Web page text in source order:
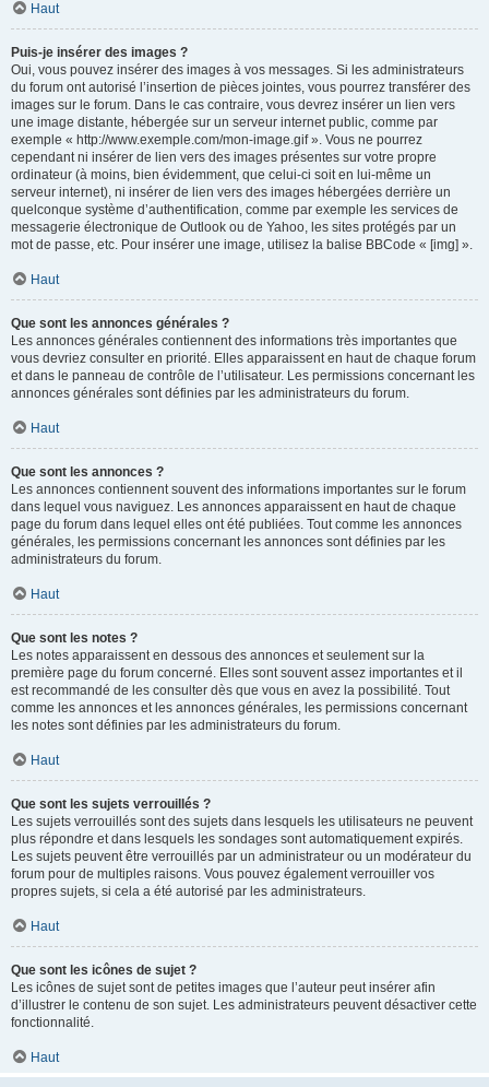
Haut
Puis-je insérer des images ?
Oui, vous pouvez insérer des images à vos messages. Si les administrateurs
du forum ont autorisé l’insertion de pièces jointes, vous pourrez transférer des
images sur le forum. Dans le cas contraire, vous devrez insérer un lien vers
une image distante, hébergée sur un serveur internet public, comme par
exemple « http://www.exemple.com/mon-image.gif ». Vous ne pourrez
cependant ni insérer de lien vers des images présentes sur votre propre
ordinateur (à moins, bien évidemment, que celui-ci soit en lui-même un
serveur internet), ni insérer de lien vers des images hébergées derrière un
quelconque système d’authentification, comme par exemple les services de
messagerie électronique de Outlook ou de Yahoo, les sites protégés par un
mot de passe, etc. Pour insérer une image, utilisez la balise BBCode « [img] ».
Haut
Que sont les annonces générales ?
Les annonces générales contiennent des informations très importantes que
vous devriez consulter en priorité. Elles apparaissent en haut de chaque forum
et dans le panneau de contrôle de l’utilisateur. Les permissions concernant les
annonces générales sont définies par les administrateurs du forum.
Haut
Que sont les annonces ?
Les annonces contiennent souvent des informations importantes sur le forum
dans lequel vous naviguez. Les annonces apparaissent en haut de chaque
page du forum dans lequel elles ont été publiées. Tout comme les annonces
générales, les permissions concernant les annonces sont définies par les
administrateurs du forum.
Haut
Que sont les notes ?
Les notes apparaissent en dessous des annonces et seulement sur la
première page du forum concerné. Elles sont souvent assez importantes et il
est recommandé de les consulter dès que vous en avez la possibilité. Tout
comme les annonces et les annonces générales, les permissions concernant
les notes sont définies par les administrateurs du forum.
Haut
Que sont les sujets verrouillés ?
Les sujets verrouillés sont des sujets dans lesquels les utilisateurs ne peuvent
plus répondre et dans lesquels les sondages sont automatiquement expirés.
Les sujets peuvent être verrouillés par un administrateur ou un modérateur du
forum pour de multiples raisons. Vous pouvez également verrouiller vos
propres sujets, si cela a été autorisé par les administrateurs.
Haut
Que sont les icônes de sujet ?
Les icônes de sujet sont de petites images que l’auteur peut insérer afin
d’illustrer le contenu de son sujet. Les administrateurs peuvent désactiver cette
fonctionnalité.
Haut